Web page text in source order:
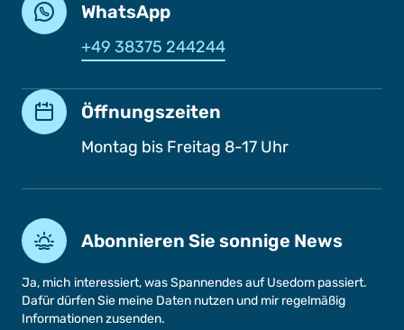
WhatsApp
+49 38375 244244
Öffnungszeiten
Montag bis Freitag 8-17 Uhr
Abonnieren Sie sonnige News
Ja, mich interessiert, was Spannendes auf Usedom passiert.
Dafür dürfen Sie meine Daten nutzen und mir regelmäßig
Informationen zusenden.